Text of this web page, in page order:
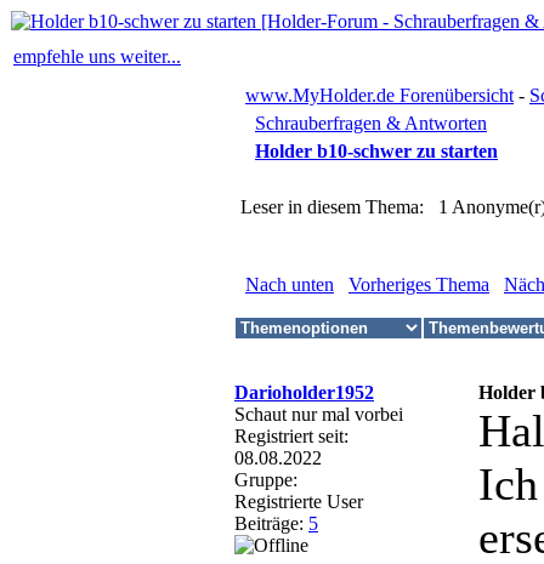
empfehle uns weiter...
www.MyHolder.de Forenübersicht -
Schrauberfragen & Antworten
Holder b10-schwer zu starten
Leser in diesem Thema: 1
Nach unten Vorheriges Thema
Darioholder1952
Holder
Schaut nur mal vorbei
Registriert seit:
08.08.2022
Gruppe:
Registrierte User
Beiträge: 5